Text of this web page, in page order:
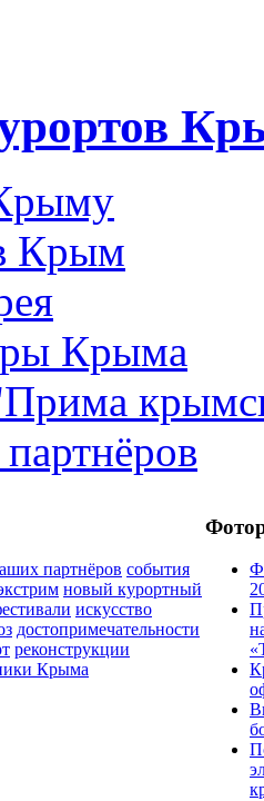
Крым
Крыма
партнёров события
новый курортный
искусство
достопримечательности
реконструкции
Крыма